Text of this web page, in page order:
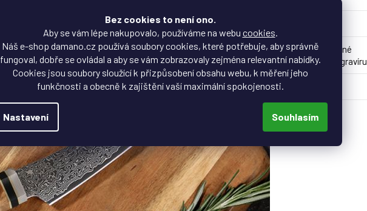
Bez cookies to není ono.
Aby se vám lépe nakupovalo, používáme na webu cookies.
Náš e-shop damano.cz používá soubory cookies, které potřebuje, aby správně
fungoval, dobře se ovládal a aby se vám zobrazovaly zejména relevantní nabídky.
Cookies jsou soubory sloužící k přizpůsobení obsahu webu, k měření jeho
funkčnosti a obecně k zajištění vaší maximální spokojenosti.
Nastavení Souhlasím
Doporučené
umístění gravíru